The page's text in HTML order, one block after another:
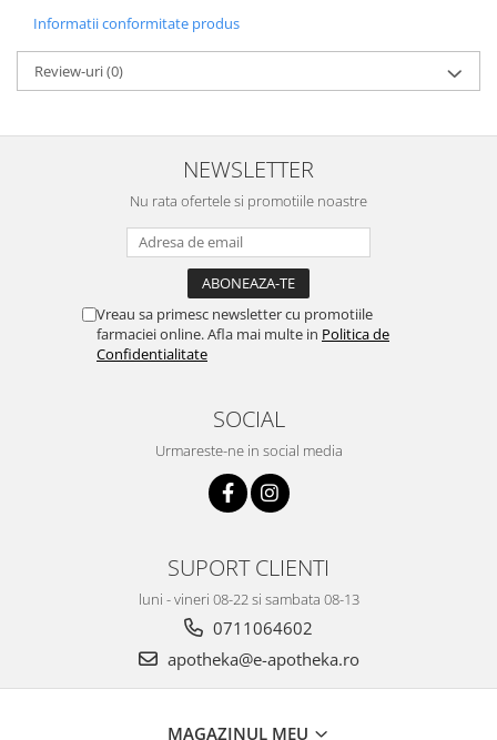
Informatii conformitate produs
Review-uri(0)
NEWSLETTER
Nu rata ofertele si promotiile noastre
Vreau sa primesc newsletter cu promotiile
farmaciei online. Afla mai multe in Politica de
Confidentialitate
SOCIAL
Urmareste-ne in social media
SUPORT CLIENTI
luni - vineri 08-22 si sambata 08-13
0711064602
apotheka@e-apotheka.ro
MAGAZINUL MEU